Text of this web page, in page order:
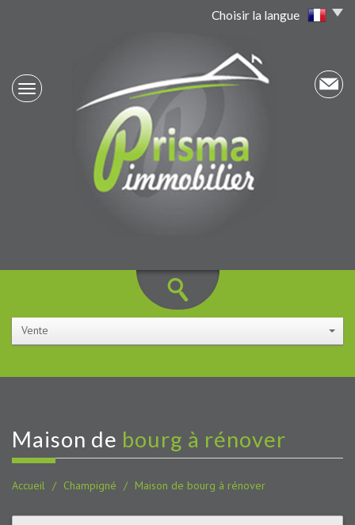
Choisir la langue
Vente
maison de bourg à rénover
Accueil Champigné Maison de bourg à rénover